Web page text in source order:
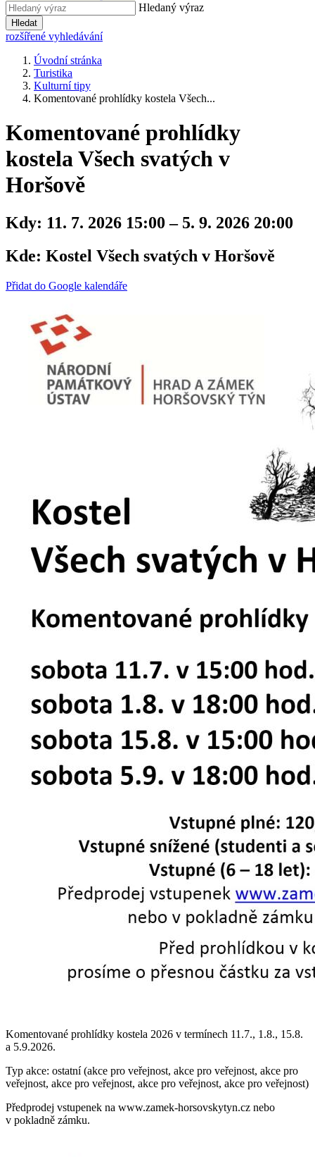
Hledaný výraz
Hledat
rozšířené vyhledávání
Úvodní stránka
Turistika
Kulturní tipy
Komentované prohlídky kostela Všech...
Komentované prohlídky
kostela Všech svatých v
Horšově
Kdy: 11. 7. 2026 15:00 – 5. 9. 2026 20:00
Kde: Kostel Všech svatých v Horšově
Přidat do Google kalendáře
Komentované prohlídky kostela 2026 v termínech 11.7., 1.8., 15.8.
a 5.9.2026.
Typ akce: ostatní (akce pro veřejnost, akce pro veřejnost, akce pro
veřejnost, akce pro veřejnost, akce pro veřejnost, akce pro veřejnost)
Předprodej vstupenek na www.zamek-horsovskytyn.cz nebo
v pokladně zámku.